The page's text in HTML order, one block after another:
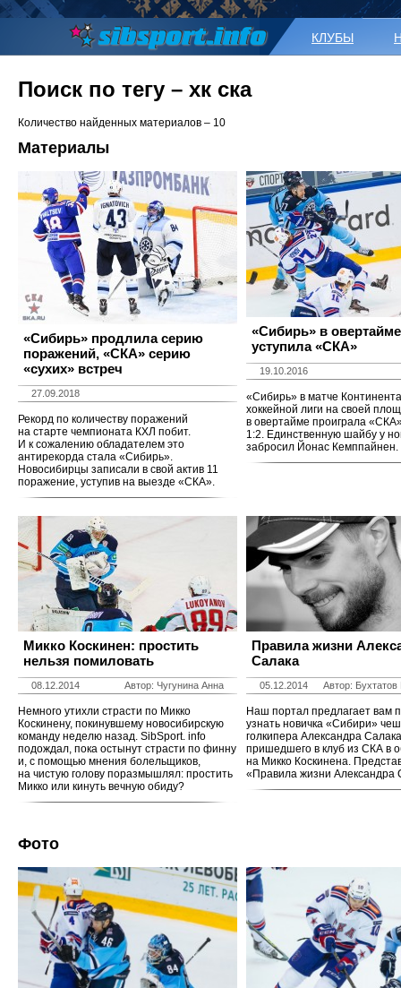
КЛУБЫ
Поиск по тегу – хк ска
Количество найденных материалов – 10
Материалы
«Сибирь» продлила серию
поражений, «СКА» серию
«сухих» встреч
27.09.2018
Рекорд по количеству поражений
на старте чемпионата КХЛ побит.
И к сожалению обладателем это
антирекорда стала «Сибирь».
Новосибирцы записали в свой актив 11
поражение, уступив на выезде «СКА».
«Сибирь» в овертайме
уступила «СКА»
19.10.2016
«Сибирь» в матче
хоккейной лиги на своей
в овертайме проиграла
1:2. Единственную шайбу у
забросил Йонас Кемппайнен.
Микко Коскинен: простить
нельзя помиловать
08.12.2014 Автор: Чугунина Анна
Немного утихли страсти по Микко
Коскинену, покинувшему новосибирскую
команду неделю назад. SibSport. info
подождал, пока остынут страсти по финну
и, с помощью мнения болельщиков,
на чистую голову поразмышлял: простить
Микко или кинуть вечную обиду?
Правила жизни
Салака
05.12.2014 Автор: Бухтатов
Наш портал предлагает вам
узнать новичка «Сибири»
голкипера Александра
пришедшего в клуб из СКА в
на Микко Коскинена.
«Правила жизни Александра
Фото